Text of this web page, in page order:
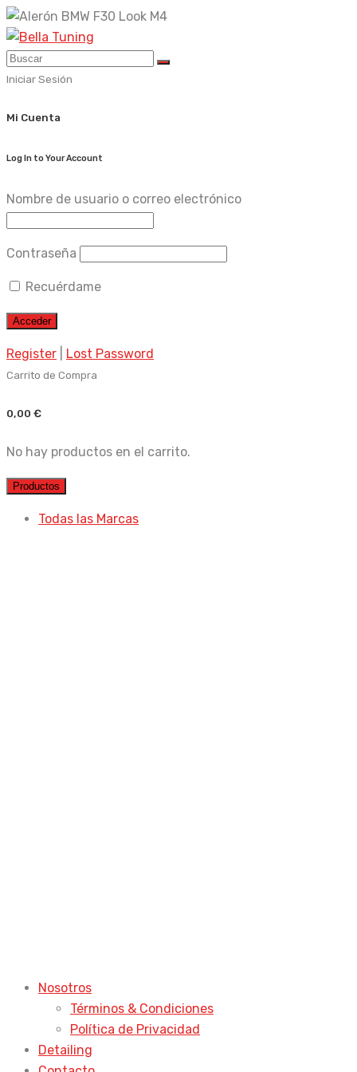
Skip
to
content
Iniciar Sesión
Mi Cuenta
Log In to Your Account
Nombre de usuario o correo electrónico
Contraseña
Recuérdame
Register Lost Password
Carrito de Compra
0,00 €
No hay productos en el carrito.
Productos
Todas las Marcas
Nosotros
Términos & Condiciones
Política de Privacidad
Detailing